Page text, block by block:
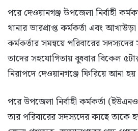
পরে দেওয়ানগঞ্জ উপজেলা নির্বাহী
থানার ভারপ্রাপ্ত কর্মকর্তা এবং আখাউড়া
কর্মকর্তার সমন্বয়ে পরিবারের
তাদের সহযোগিতায় বুধবার বিকেল
নিরাপদে দেওয়ানগঞ্জে ফিরিয়ে আনা
পরে উপজেলা নির্বাহী কর্মকর্তা
তার পরিবারের সদস্যদের কাছে তাকে